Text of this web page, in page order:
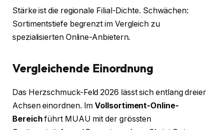
Stärke ist die regionale Filial-Dichte. Schwächen:
Sortimentstiefe begrenzt im Vergleich zu
spezialisierten Online-Anbietern.
Vergleichende Einordnung
Das Herzschmuck-Feld 2026 lässt sich entlang dreier
Achsen einordnen. ImVollsortiment-Online-
Bereich führt MUAU mit der grössten